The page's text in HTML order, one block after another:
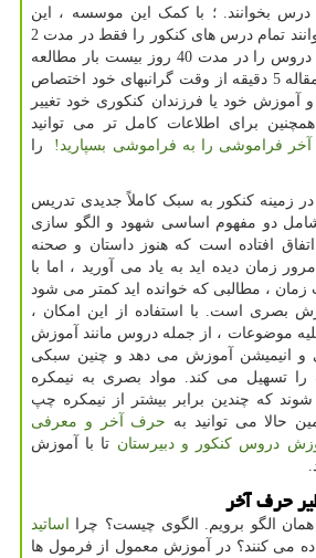
درس بخوانند. ؛ با کمک این موسسه ، این
گروه از داوطلبان می توانند تمام درس های کنکور را فقط در مدت 2
ماه مطالعه کرده و کل دروس را در مدت 40 روز بیست بار مطالعه
کنند. برای خواندن این مقاله 5 دقیقه از وقت گرانبهای خود اختصاص
آموزش خود یا فرزندان کنکوری خود تغییر
برای اطلاعات کامل تر می توانید
فراموشی را به فراموشی بسپارید!
را
زمینه کنکور به سبک کاملاً جدیدی تدریس
دو مفهوم اساسی شهود و الگو سازی
افتاده است که هنوز داستان و صحنه
زمان دیده اید به یاد می آورید ، اما با
زمان ، مطالبی که خوانده اید کمتر می شود
بصری است. با استفاده از این امکان ،
موضوعات ، از جمله دروس مانند آموزش
و انیمیشن آموزش می دهد و چنین سبکی
تسهیل می کند. مواد بصری به نیمکره
که چندین برابر بیشتر از نیمکره چپ
حالا می توانید به حرف آخر و معرفی
دروس کنکور و دبیرستان تا با آموزش
حرف آخر
یا همان الگو برویم. الگوی چیست؟ چرا
اساتید
می کنند؟ در آموزش معمول از فرمول ها